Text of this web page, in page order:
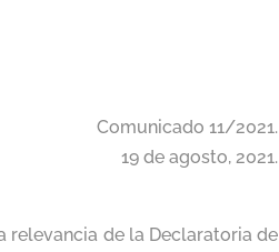
Comunicado 11/2021.
19 de agosto, 2021.
relevancia de la Declaratoria de